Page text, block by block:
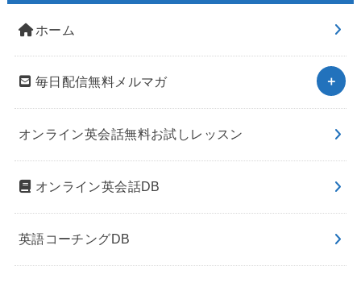
ホーム
毎日配信無料メルマガ
オンライン英会話無料お試しレッスン
オンライン英会話DB
英語コーチングDB